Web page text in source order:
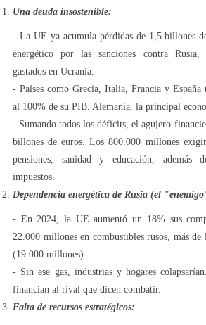
Una deuda insostenible:
- La UE ya acumula pérdidas de 1,5 billones
energético por las sanciones contra Rusia,
gastados en Ucrania.
- Países como Grecia, Italia, Francia y España
al 100% de su PIB. Alemania, la principal
- Sumando todos los déficits, el agujero
billones de euros. Los 800.000 millones
pensiones, sanidad y educación, además
impuestos.
Dependencia energética de Rusia (el
- En 2024, la UE aumentó un 18% sus
22.000 millones en combustibles rusos, más
(19.000 millones).
- Sin ese gas, industrias y hogares
financian al rival que dicen combatir.
Falta de recursos estratégicos: